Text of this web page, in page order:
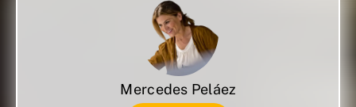
Mercedes Peláez